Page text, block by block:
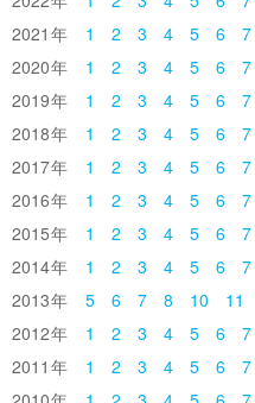
2021
1 2 3 4 5 6 7
2020
1 2 3 4 5 6 7
2019
1 2 3 4 5 6 7
2018
1 2 3 4 5 6 7
2017
1 2 3 4 5 6 7
2016
1 2 3 4 5 6 7
2015
1 2 3 4 5 6 7
2014
1 2 3 4 5 6 7
2013
5 6 7 8 10 11
2012
1 2 3 4 5 6 7
2011
1 2 3 4 5 6 7